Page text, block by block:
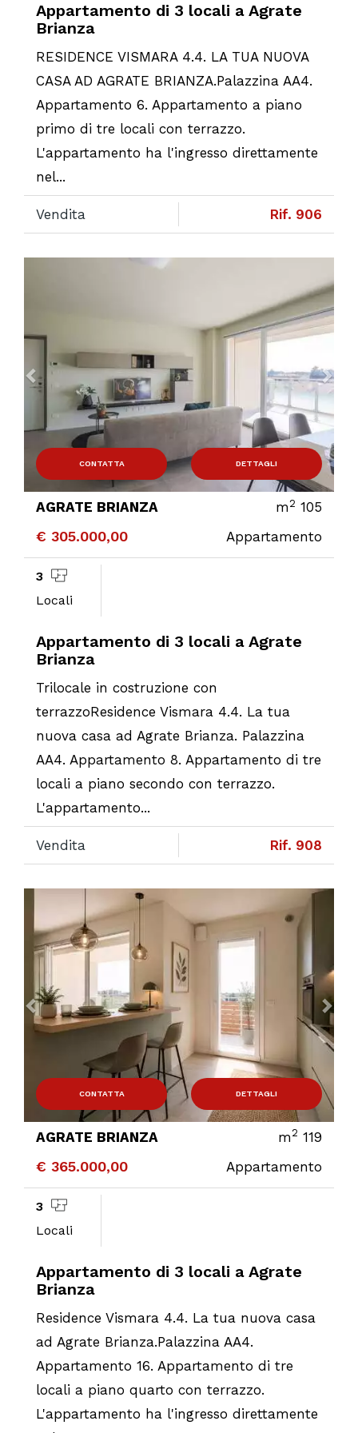
Appartamento di 3 locali a Agrate
Brianza
RESIDENCE VISMARA 4.4. LA TUA NUOVA
CASA AD AGRATE BRIANZA.Palazzina AA4.
Appartamento 6. Appartamento a piano
primo di tre locali con terrazzo.
L'appartamento ha l'ingresso direttamente
nel...
Vendita Rif. 906
CONTATTA DETTAGLI
AGRATE BRIANZA m2 105
€ 305.000,00 Appartamento
3
Locali
Appartamento di 3 locali a Agrate
Brianza
Trilocale in costruzione con
terrazzoResidence Vismara 4.4. La tua
nuova casa ad Agrate Brianza. Palazzina
AA4. Appartamento 8. Appartamento di tre
locali a piano secondo con terrazzo.
L'appartamento...
Vendita Rif. 908
Previous
CONTATTA DETTAGLI
AGRATE BRIANZA m2 119
€ 365.000,00 Appartamento
3
Locali
Appartamento di 3 locali a Agrate
Brianza
Residence Vismara 4.4. La tua nuova casa
ad Agrate Brianza.Palazzina AA4.
Appartamento 16. Appartamento di tre
locali a piano quarto con terrazzo.
L'appartamento ha l'ingresso direttamente